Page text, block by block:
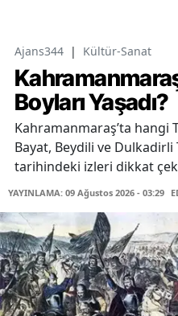
Ajans344 | Kültür-Sanat
Boyları Yaşadı?
Kahramanmaraş’ta hangi
Bayat, Beydili ve
tarihindeki izleri dikkat
YAYINLAMA: 09 Ağustos 2026 - 03:29